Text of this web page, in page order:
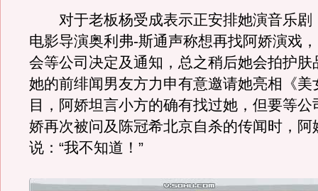
对于老板杨受成表示正安排她演音乐剧
电影导演奥利弗-斯通声称想再找阿娇演戏
会等公司决定及通知，总之稍后她会拍护肤
她的前绯闻男友方力申有意邀请她亮相《美
目，阿娇坦言小方的确有找过她，但要等公
娇再次被问及陈冠希北京自杀的传闻时，阿
说：“我不知道！”